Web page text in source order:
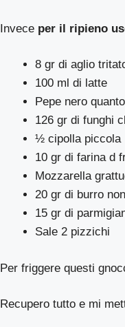
Invece per il ripieno
8 gr di aglio
100 ml di latte
Pepe nero
126 gr di funghi
½ cipolla piccola
10 gr di farina d
Mozzarella
20 gr di burro
15 gr di
Sale 2 pizzichi
Per friggere questi
Recupero tutto e mi